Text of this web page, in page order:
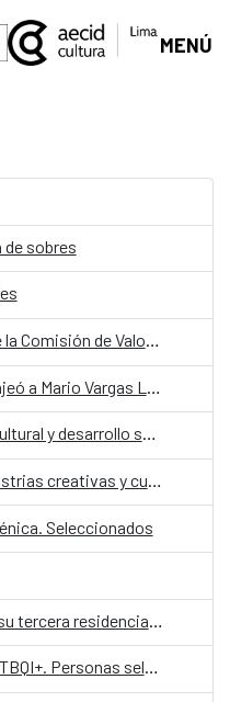
MENÚ
sobres
Resolución de adjudicación de la Comisión de Valoración
Diálogo global sobre política cultural y desarrollo sostenible
Emprende e innova en las industrias creativas y culturales
Seleccionados
Editatón sobre la memoria LGTBQI+. Personas seleccionadas